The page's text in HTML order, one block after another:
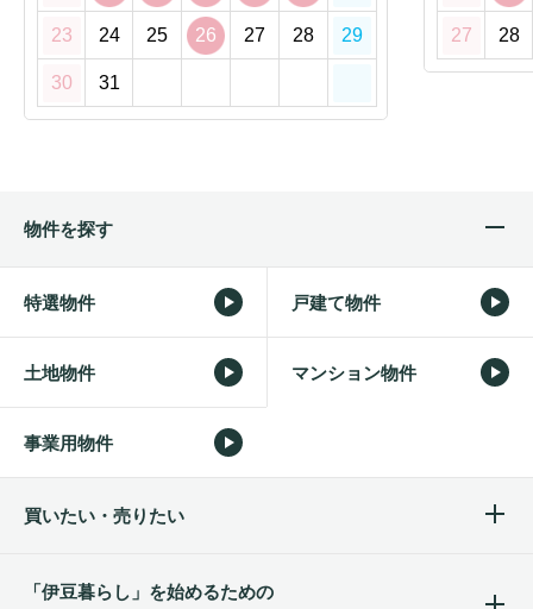
23 24 25 26 27 28 29
30 31
27 28
物件を探す
特選物件 戸建て物件
土地物件 マンション物件
事業用物件
買いたい・売りたい
「伊豆暮らし」を始めるための